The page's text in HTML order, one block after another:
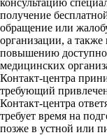
получение
обращение или
организации, а
повышению
медицинских
Контакт-центра
требующий
Контакт-центра
требует время на
позже в устной или